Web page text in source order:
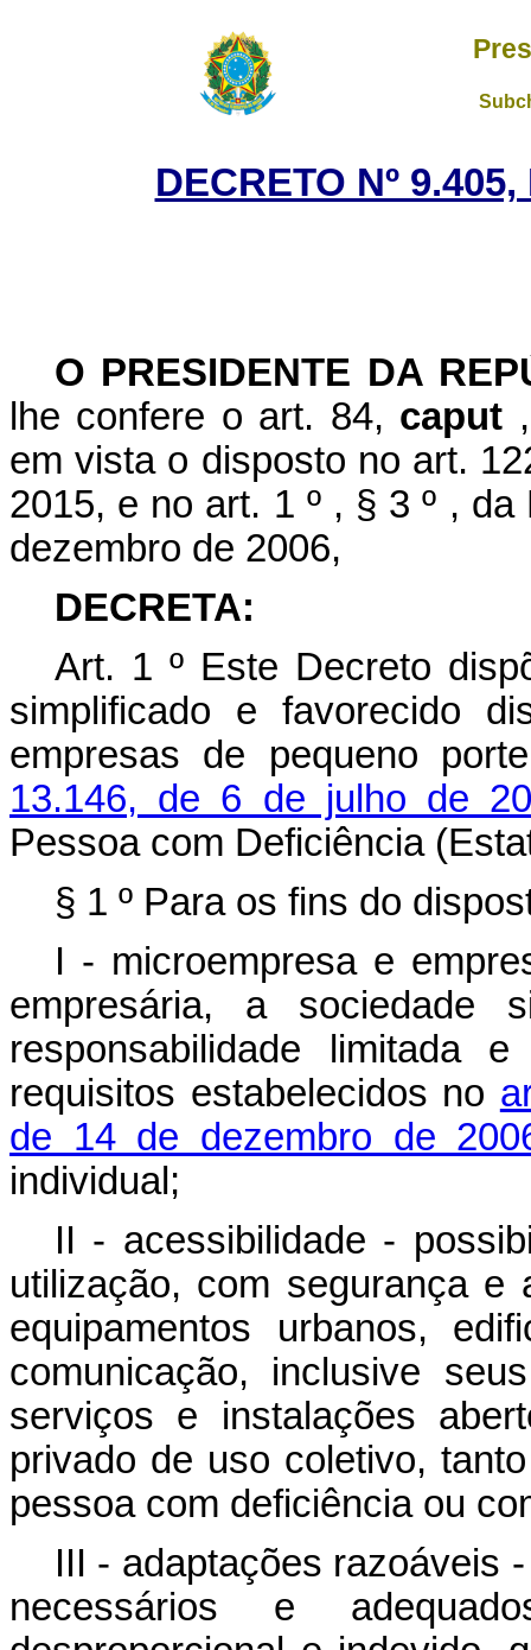
DECRETO Nº
O PRESIDENTE DA
lhe confere o art. 84, caput
em vista o disposto no art.
2015, e no art. 1 º , § 3º , da
dezembro de 2006,
DECRETA:
Art. 1º Este Decreto
simplificado e favorecido
empresas de pequeno
13.146, de 6 de julho de
Pessoa com Deficiência
§ 1 º Para os fins do
I - microempresa e
empresária, a sociedade
responsabilidade limitada
requisitos estabelecidos no
de 14 de dezembro de
individual;
II - acessibilidade -
utilização, com segurança e
equipamentos urbanos,
comunicação, inclusive
serviços e instalações
privado de uso coletivo,
pessoa com deficiência ou
III - adaptações razoáveis
necessários e